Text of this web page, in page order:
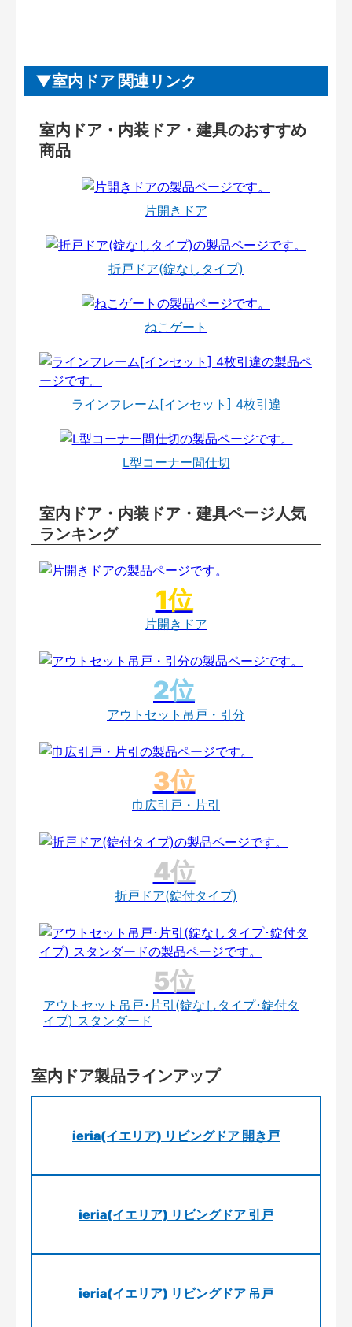
室内ドア 関連リンク
室内ドア・内装ドア・建具のおすすめ
商品
片開きドア
折戸ドア(錠なしタイプ)
ねこゲート
ラインフレーム[インセット] 4枚引違
L型コーナー間仕切
室内ドア・内装ドア・建具ページ人気
ランキング
片開きドア
アウトセット吊戸・引分
巾広引戸・片引
折戸ドア(錠付タイプ)
アウトセット吊戸･片引(錠なしタイプ･錠付タ
イプ) スタンダード
室内ドア製品ラインアップ
ieria(イエリア) リビングドア 開き戸
ieria(イエリア) リビングドア 引戸
ieria(イエリア) リビングドア 吊戸